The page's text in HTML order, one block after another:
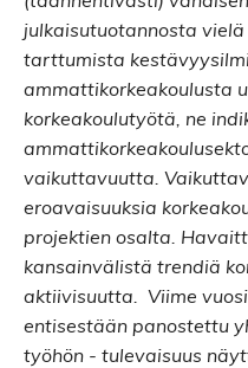
julkaisutuotannosta
tarttumista
ammattikorkeakoulusta
korkeakoulutyötä, ne
vaikuttavuutta.
eroavaisuuksia
projektien osalta.
kansainvälistä trendiä
aktiivisuutta. Viime
entisestään panostettu
työhön - tulevaisuus